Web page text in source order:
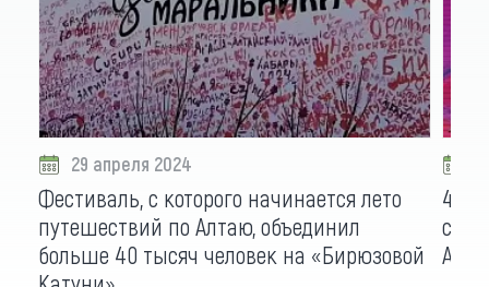
29 апреля 2024
Фестиваль, с которого начинается лето
путешествий по Алтаю, объединил
больше 40 тысяч человек на «Бирюзовой
40